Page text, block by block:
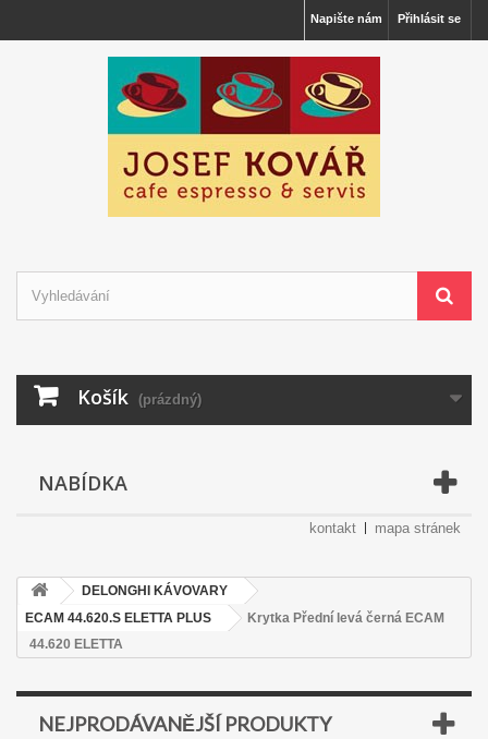
Přihlásit se
Napište nám
Košík (prázdný)
NABÍDKA
kontakt mapa stránek
DELONGHI KÁVOVARY
ECAM 44.620.S ELETTA PLUS
Krytka Přední levá černá ECAM
44.620 ELETTA
NEJPRODÁVANĚJŠÍ PRODUKTY